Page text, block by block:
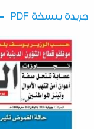
جريدة بنسخة PDF